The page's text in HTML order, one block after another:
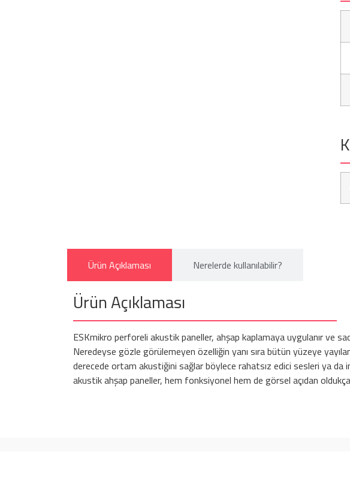
Ürün Açıklaması Nerelerde kullanılabilir?​
Ürün Açıklaması
ESKmikro perforeli akustik paneller, ahşap kaplamaya uygulanır ve
Neredeyse gözle görülemeyen özelliğin yanı sıra bütün yüzeye
derecede ortam akustiğini sağlar böylece rahatsız edici sesleri ya
akustik ahşap paneller, hem fonksiyonel hem de görsel açıdan